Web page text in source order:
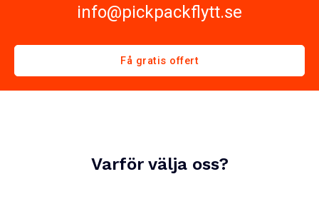
info@pickpackflytt.se
Få gratis offert
Varför välja oss?